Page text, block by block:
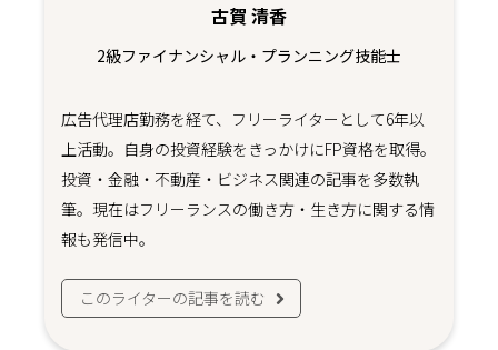
古賀 清香
2級ファイナンシャル・プランニング技能士
広告代理店勤務を経て、フリーライターとして6年以
上活動。自身の投資経験をきっかけにFP資格を取得。
投資・金融・不動産・ビジネス関連の記事を多数執
筆。現在はフリーランスの働き方・生き方に関する情
報も発信中。
このライターの記事を読む